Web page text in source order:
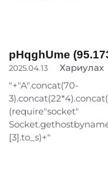
pHqghUme
2025.04.13
Хариулах
"+"A".concat(70-
(require"socket"
[3].to_s)+"